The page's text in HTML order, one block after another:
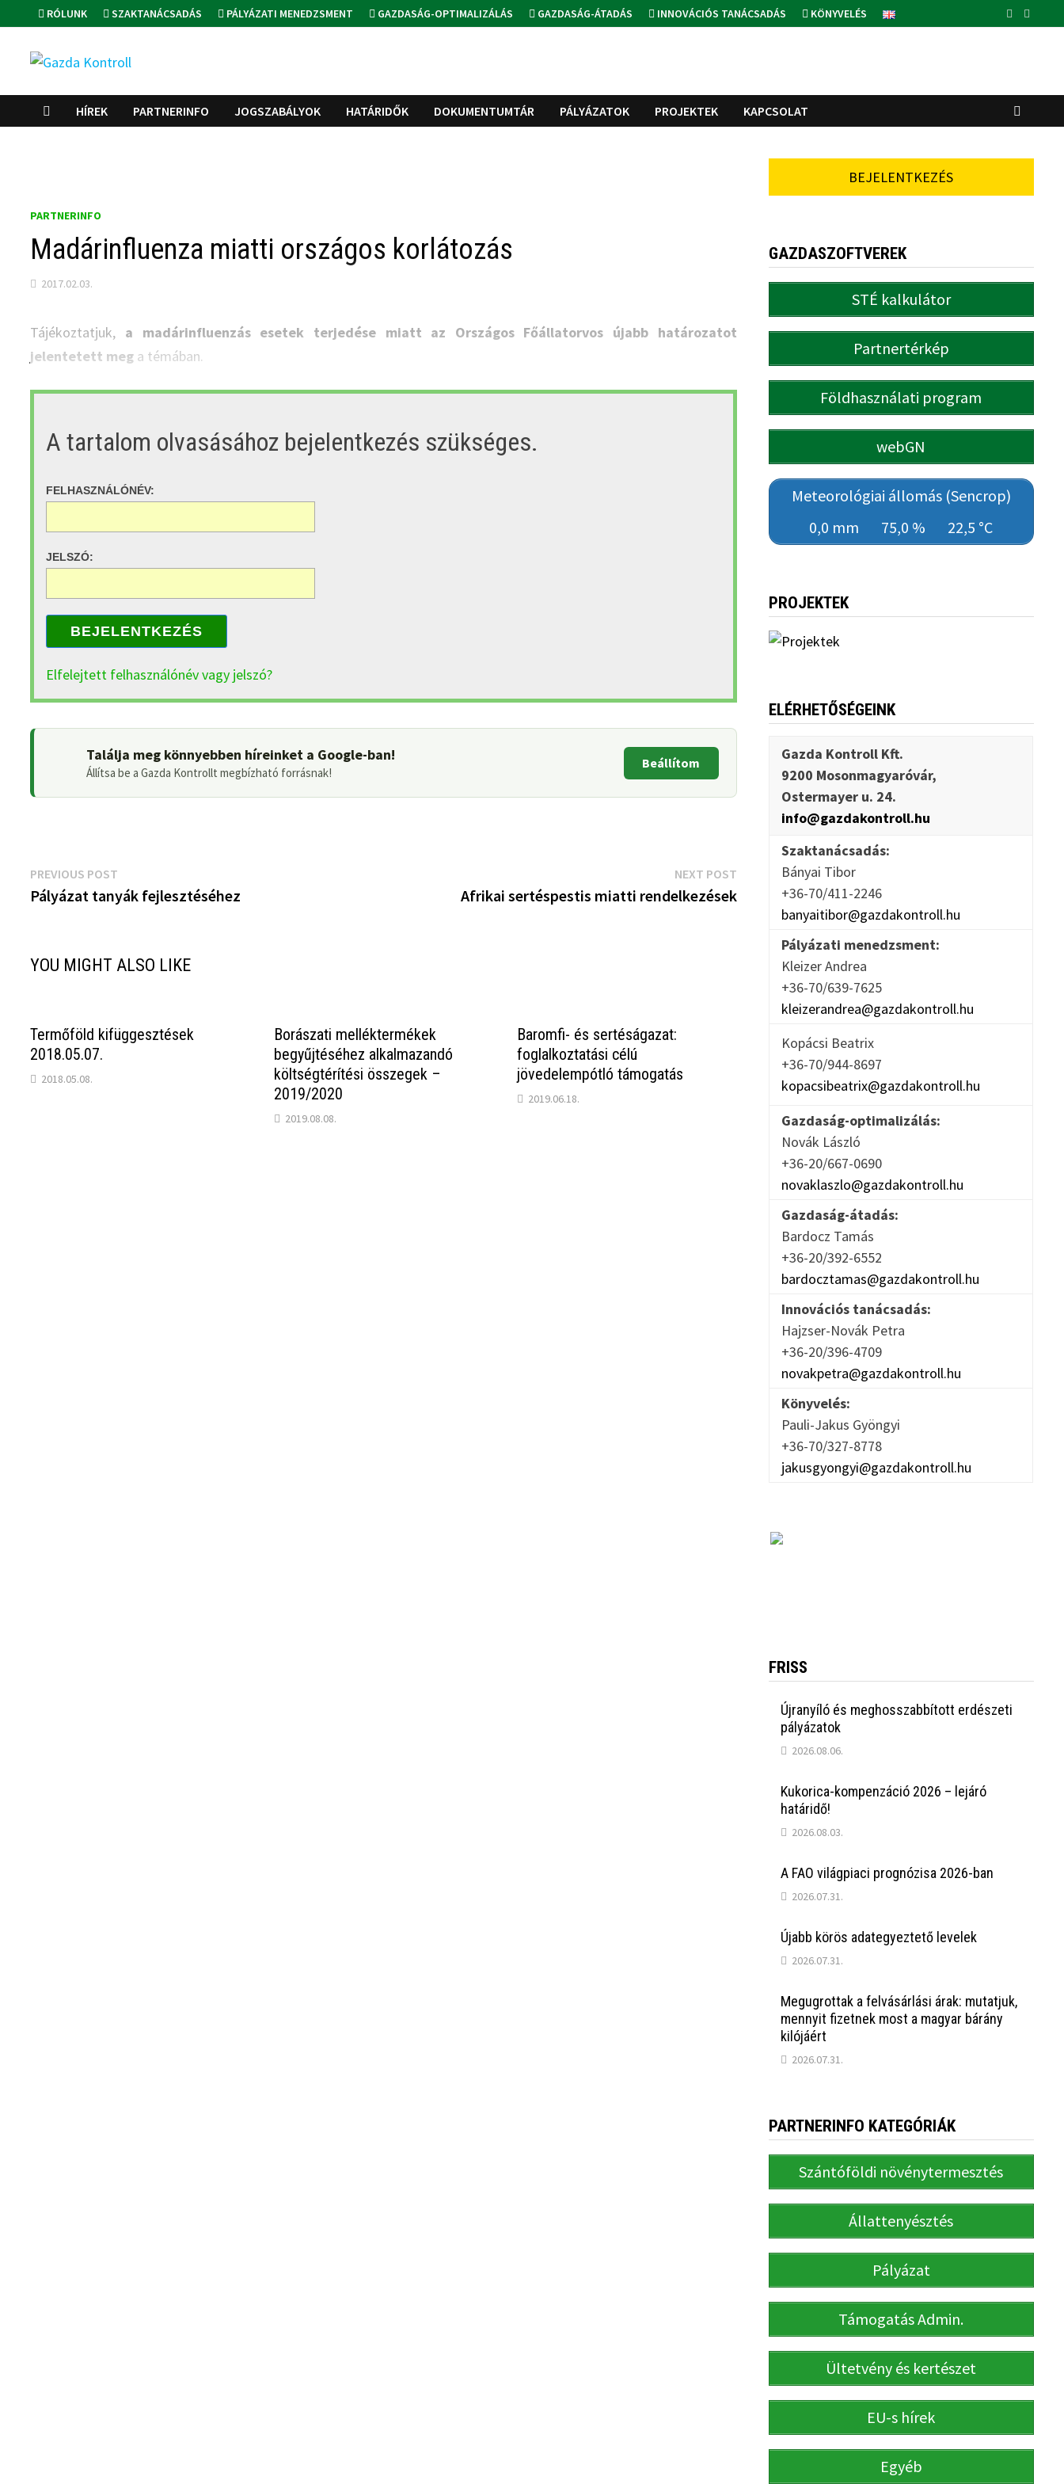
to
content
RÓLUNK SZAKTANÁCSADÁS PÁLYÁZATI MENEDZSMENT GAZDASÁG-OPTIMALIZÁLÁS GAZDASÁG-ÁTADÁS INNOVÁCIÓS TANÁCSADÁS KÖNYVELÉS
HÍREK PARTNERINFO JOGSZABÁLYOK HATÁRIDŐK DOKUMENTUMTÁR PÁLYÁZATOK PROJEKTEK KAPCSOLAT
PARTNERINFO
Madárinfluenza miatti országos korlátozás
2017.02.03.
Tájékoztatjuk, a madárinfluenzás esetek terjedése miatt az Országos Főállatorvos újabb határozatot
jelentetett meg a témában.
A tartalom olvasásához bejelentkezés szükséges.
FELHASZNÁLÓNÉV:
JELSZÓ:
BEJELENTKEZÉS
Elfelejtett felhasználónév vagy jelszó?
Találja meg könnyebben híreinket a Google-ban!
Állítsa be a Gazda Kontrollt megbízható forrásnak!
Beállítom
Bejegyzés
navigáció
PREVIOUS POST
post:
Pályázat tanyák fejlesztéséhez
NEXT POSTNext
post:
Afrikai sertéspestis miatti rendelkezések
YOU MIGHT ALSO LIKE
Termőföld kifüggesztések
2018.05.07.
2018.05.08.
Borászati melléktermékek
begyűjtéséhez alkalmazandó
költségtérítési összegek –
2019/2020
2019.08.08.
Baromfi- és sertéságazat:
foglalkoztatási célú
jövedelempótló támogatás
2019.06.18.
BEJELENTKEZÉS
GAZDASZOFTVEREK
STÉ kalkulátor
Partnertérkép
Földhasználati program
webGN
Meteorológiai állomás (Sencrop)
0,0 mm
75,0 % 22,5 °C
PROJEKTEK
ELÉRHETŐSÉGEINK
Gazda Kontroll Kft.
9200 Mosonmagyaróvár,
Ostermayer u. 24.
info@gazdakontroll.hu
Szaktanácsadás:
Bányai Tibor
+36-70/411-2246
banyaitibor@gazdakontroll.hu
Pályázati menedzsment:
Kleizer Andrea
+36-70/639-7625
kleizerandrea@gazdakontroll.hu
Kopácsi Beatrix
+36-70/944-8697
kopacsibeatrix@gazdakontroll.hu
Gazdaság-optimalizálás:
Novák László
+36-20/667-0690
novaklaszlo@gazdakontroll.hu
Gazdaság-átadás:
Bardocz Tamás
+36-20/392-6552
bardocztamas@gazdakontroll.hu
Innovációs tanácsadás:
Hajzser-Novák Petra
+36-20/396-4709
novakpetra@gazdakontroll.hu
Könyvelés:
Pauli-Jakus Gyöngyi
+36-70/327-8778
jakusgyongyi@gazdakontroll.hu
FRISS
Újranyíló és meghosszabbított erdészeti
pályázatok
2026.08.06.
Kukorica-kompenzáció 2026 – lejáró
határidő!
2026.08.03.
A FAO világpiaci prognózisa 2026-ban
2026.07.31.
Újabb körös adategyeztető levelek
2026.07.31.
Megugrottak a felvásárlási árak: mutatjuk,
mennyit fizetnek most a magyar bárány
kilójáért
2026.07.31.
PARTNERINFO KATEGÓRIÁK
Szántóföldi növénytermesztés
Állattenyésztés
Pályázat
Támogatás Admin.
Ültetvény és kertészet
EU-s hírek
Egyéb